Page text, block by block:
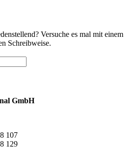
Versuche es mal mit einem
Schreibweise.
GmbH
107
129